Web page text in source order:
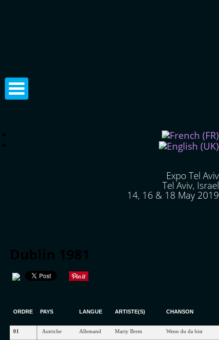
Expo Tel Aviv
Tel Aviv, Israel
14, 16 & 18 May 2019
Dublin 1981
ORDRE PAYS LANGUE ARTISTE(S) CHANSON
01 Autriche Allemand Marty Brem Wenn du da bist